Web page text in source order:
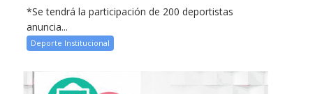
*Se tendrá la participación de 200 deportistas
anuncia...
Deporte Institucional